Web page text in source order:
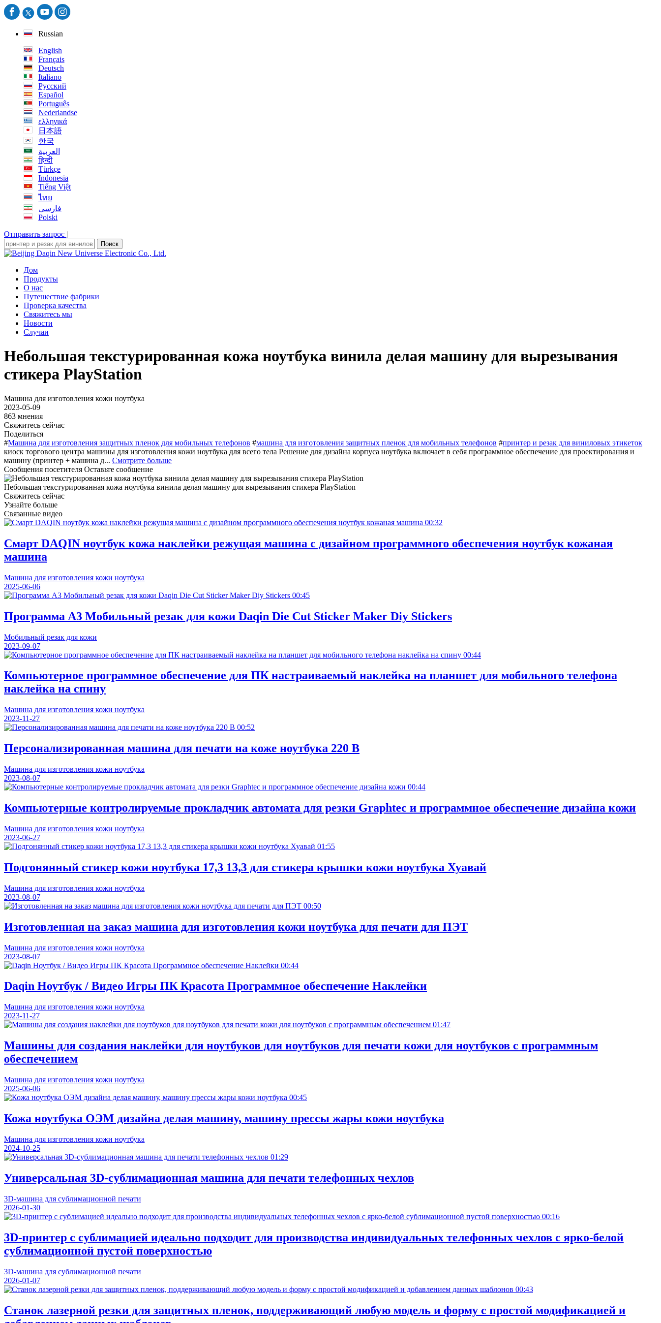
Russian
English
Français
Deutsch
Italiano
Русский
Español
Português
Nederlandse
ελληνικά
日本語
한국
العربية
हिन्दी
Türkçe
Indonesia
Tiếng Việt
ไทย
فارسی
Polski
Отправить запрос |
Поиск
Дом
Продукты
О нас
Путешествие фабрики
Проверка качества
Свяжитесь мы
Новости
Случаи
Небольшая текстурированная кожа ноутбука винила делая машину для вырезывания
стикера PlayStation
Машина для изготовления кожи ноутбука
2023-05-09
863 мнения
Свяжитесь сейчас
Поделиться
#Машина для изготовления защитных пленок для мобильных телефонов #машина для изготовления защитных пленок для мобильных телефонов #принтер и резак для виниловых этикеток
киоск торгового центра машины для изготовления кожи ноутбука для всего тела Решение для дизайна корпуса ноутбука включает в себя программное обеспечение для проектирования и
машину (принтер + машина д... Смотрите больше
Сообщения посетителя Оставьте сообщение
Небольшая текстурированная кожа ноутбука винила делая машину для вырезывания стикера PlayStation
Свяжитесь сейчас
Узнайте больше
Связанные видео
00:32
Смарт DAQIN ноутбук кожа наклейки режущая машина с дизайном программного обеспечения ноутбук кожаная
машина
Машина для изготовления кожи ноутбука
2025-06-06
00:45
Программа A3 Мобильный резак для кожи Daqin Die Cut Sticker Maker Diy Stickers
Мобильный резак для кожи
2023-09-07
00:44
Компьютерное программное обеспечение для ПК настраиваемый наклейка на планшет для мобильного телефона
наклейка на спину
Машина для изготовления кожи ноутбука
2023-11-27
00:52
Персонализированная машина для печати на коже ноутбука 220 В
Машина для изготовления кожи ноутбука
2023-08-07
00:44
Компьютерные контролируемые прокладчик автомата для резки Graphtec и программное обеспечение дизайна кожи
Машина для изготовления кожи ноутбука
2023-06-27
01:55
Подгонянный стикер кожи ноутбука 17,3 13,3 для стикера крышки кожи ноутбука Хуавай
Машина для изготовления кожи ноутбука
2023-08-07
00:50
Изготовленная на заказ машина для изготовления кожи ноутбука для печати для ПЭТ
Машина для изготовления кожи ноутбука
2023-08-07
00:44
Daqin Ноутбук / Видео Игры ПК Красота Программное обеспечение Наклейки
Машина для изготовления кожи ноутбука
2023-11-27
01:47
Машины для создания наклейки для ноутбуков для ноутбуков для печати кожи для ноутбуков с программным
обеспечением
Машина для изготовления кожи ноутбука
2025-06-06
00:45
Кожа ноутбука ОЭМ дизайна делая машину, машину прессы жары кожи ноутбука
Машина для изготовления кожи ноутбука
2024-10-25
01:29
Универсальная 3D-сублимационная машина для печати телефонных чехлов
3D-машина для сублимационной печати
2026-01-30
00:16
3D-принтер с сублимацией идеально подходит для производства индивидуальных телефонных чехлов с ярко-белой
сублимационной пустой поверхностью
3D-машина для сублимационной печати
2026-01-07
00:43
Станок лазерной резки для защитных пленок, поддерживающий любую модель и форму с простой модификацией и